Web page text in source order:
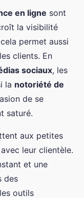
en ligne sont
la visibilité
permet aussi
clients. En
sociaux, les
la notoriété de
de se
saturé.
aux petites
leur clientèle.
et une
des
outils